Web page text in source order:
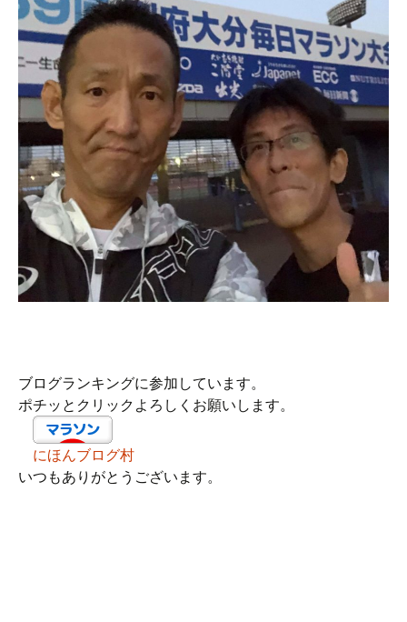
ブログランキングに参加しています。
ポチッとクリックよろしくお願いします。
にほんブログ村
いつもありがとうございます。